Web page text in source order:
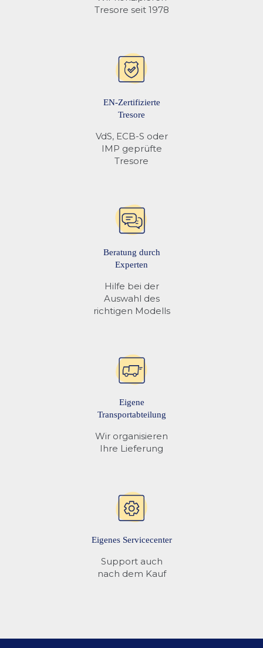
Tresore seit 1978
EN-Zertifizierte
Tresore
VdS, ECB-S oder
IMP geprüfte
Tresore
Beratung durch
Experten
Hilfe bei der
Auswahl des
richtigen Modells
Eigene
Transportabteilung
Wir organisieren
Ihre Lieferung
Eigenes Servicecenter
Support auch
nach dem Kauf